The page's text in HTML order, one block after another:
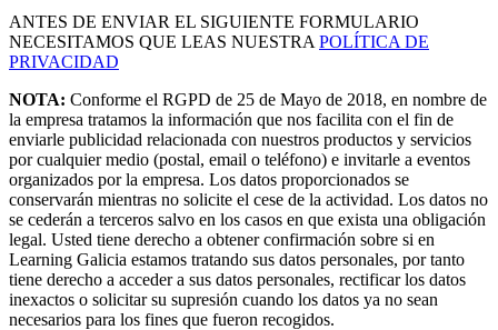
ANTES DE ENVIAR EL SIGUIENTE FORMULARIO
NECESITAMOS QUE LEAS NUESTRA POLÍTICA DE
PRIVACIDAD
NOTA: Conforme el RGPD de 25 de Mayo de 2018, en nombre de
la empresa tratamos la información que nos facilita con el fin de
enviarle publicidad relacionada con nuestros productos y servicios
por cualquier medio (postal, email o teléfono) e invitarle a eventos
organizados por la empresa. Los datos proporcionados se
conservarán mientras no solicite el cese de la actividad. Los datos no
se cederán a terceros salvo en los casos en que exista una obligación
legal. Usted tiene derecho a obtener confirmación sobre si en
Learning Galicia estamos tratando sus datos personales, por tanto
tiene derecho a acceder a sus datos personales, rectificar los datos
inexactos o solicitar su supresión cuando los datos ya no sean
necesarios para los fines que fueron recogidos.